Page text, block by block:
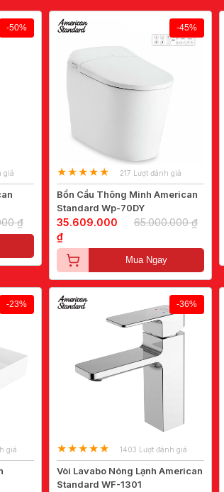
-50%
giá
₫
-45%
217 Lượt đánh giá
Bồn Cầu Thông Minh American
Standard Wp-70DY
35.609.000
₫
65.000.000 ₫
Mua Ngay
-23%
giá
-36%
1403 Lượt đánh giá
Vòi Lavabo Nóng Lạnh American
Standard WF-1301